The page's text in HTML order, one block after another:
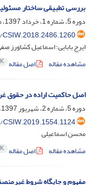
بررسی تطبیقی ساختار
دوره 5، شماره 1، خرداد 1397، صفحه
ایرج بابایی؛ اسماعیل کشاورز
مشاهده مقاله
اصل مقاله
اصل حاکمیت اراده در حقوق
دوره 5، شماره 2، شهریور 1397، صفحه
محسن اسماعیلی
مشاهده مقاله
اصل مقاله
مفهوم و جایگاه شروط